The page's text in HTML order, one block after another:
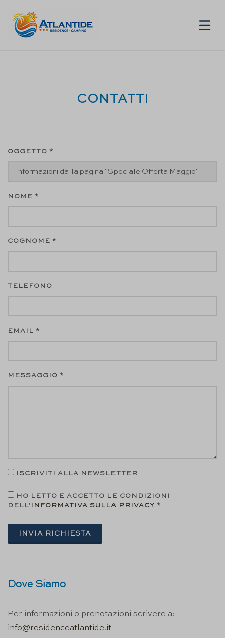
CONTATTI
OGGETTO *
NOME *
COGNOME *
TELEFONO
EMAIL *
MESSAGGIO *
ISCRIVITI ALLA NEWSLETTER
HO LETTO E ACCETTO LE CONDIZIONI
DELL' INFORMATIVA SULLA PRIVACY *
INVIA RICHIESTA
Dove Siamo
Per informazioni o prenotazioni scrivere a:
info@residenceatlantide.it